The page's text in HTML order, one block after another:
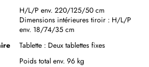
H/L/P env. 220/125/50 cm
Dimensions intérieures tiroir : H/L/P
env. 18/74/35 cm
Tablette : Deux tablettes fixes
Poids total env. 96 kg